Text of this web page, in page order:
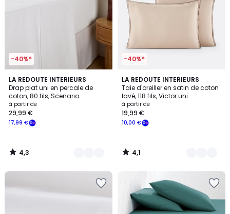
-40%*
LA REDOUTE INTERIEURS
Drap plat uni en percale de
coton, 80 fils, Scenario
à partir de
17,99 €
29,99 €
4,3
/ 5
18
Couleurs
4,3
/
-40%*
LA REDOUTE INTERIEURS
Taie d'oreiller en satin de coton
lavé, 118 fils, Victor uni
à partir de
10,00 €
19,99 €
4,1
/ 5
9
Couleurs
4,1
/